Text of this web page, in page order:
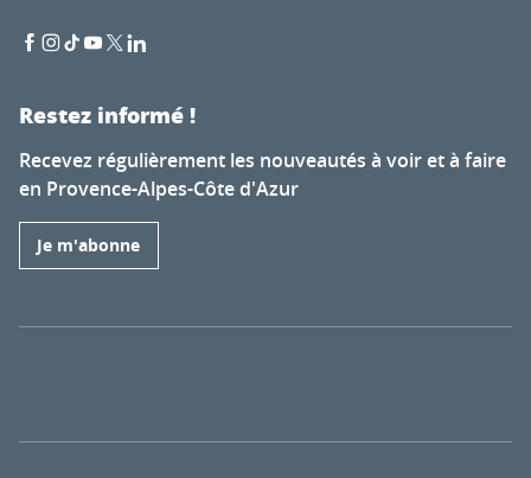
Restez informé !
Recevez régulièrement les nouveautés à voir et à faire
en Provence-Alpes-Côte d'Azur
Je m'abonne